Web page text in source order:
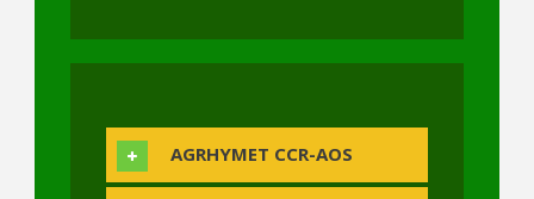
AGRHYMET CCR-AOS